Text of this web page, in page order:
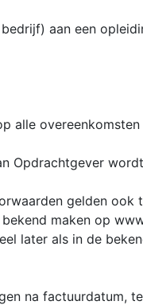
aan een
alle
Opdrachtgever
gelden ook
maken op
later als in de
na factuurdatum,